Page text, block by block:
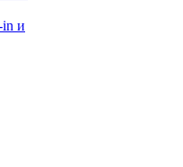
in и